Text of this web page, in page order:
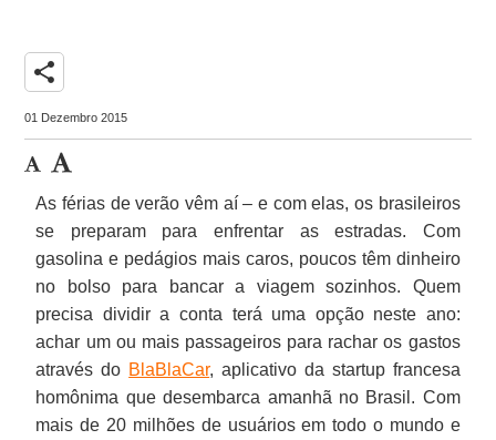
share
01 Dezembro 2015
As férias de verão vêm aí – e com elas, os brasileiros
se preparam para enfrentar as estradas. Com
gasolina e pedágios mais caros, poucos têm dinheiro
no bolso para bancar a viagem sozinhos. Quem
precisa dividir a conta terá uma opção neste ano:
achar um ou mais passageiros para rachar os gastos
através do BlaBlaCar, aplicativo da startup francesa
homônima que desembarca amanhã no Brasil. Com
mais de 20 milhões de usuários em todo o mundo e